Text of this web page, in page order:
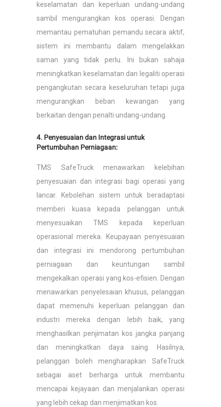
keselamatan dan keperluan undang-undang
sambil mengurangkan kos operasi. Dengan
memantau pematuhan pemandu secara aktif,
sistem ini membantu dalam mengelakkan
saman yang tidak perlu. Ini bukan sahaja
meningkatkan keselamatan dan legaliti operasi
pengangkutan secara keseluruhan tetapi juga
mengurangkan beban kewangan yang
berkaitan dengan penalti undang-undang.
4. Penyesuaian dan Integrasi untuk
Pertumbuhan Perniagaan:
TMS SafeTruck menawarkan kelebihan
penyesuaian dan integrasi bagi operasi yang
lancar. Kebolehan sistem untuk beradaptasi
memberi kuasa kepada pelanggan untuk
menyesuaikan TMS kepada keperluan
operasional mereka. Keupayaan penyesuaian
dan integrasi ini mendorong pertumbuhan
perniagaan dan keuntungan sambil
mengekalkan operasi yang kos-efisien. Dengan
menawarkan penyelesaian khusus, pelanggan
dapat memenuhi keperluan pelanggan dan
industri mereka dengan lebih baik, yang
menghasilkan penjimatan kos jangka panjang
dan meningkatkan daya saing. Hasilnya,
pelanggan boleh mengharapkan SafeTruck
sebagai aset berharga untuk membantu
mencapai kejayaan dan menjalankan operasi
yang lebih cekap dan menjimatkan kos.